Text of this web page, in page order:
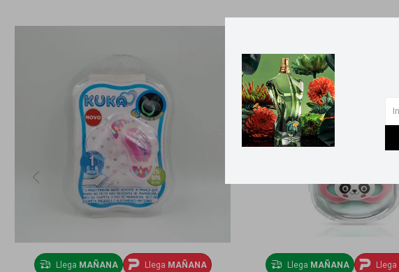
Llega MAÑANA Llega MAÑANA Llega MAÑANA Llega